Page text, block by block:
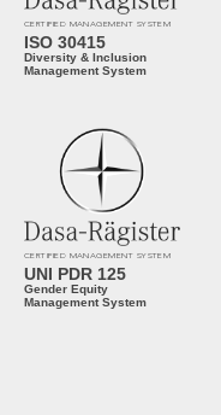
CERTIFIED MANAGEMENT SYSTEM
ISO 30415
Diversity & Inclusion
Management System
CERTIFIED MANAGEMENT SYSTEM
UNI PDR 125
Gender Equity
Management System